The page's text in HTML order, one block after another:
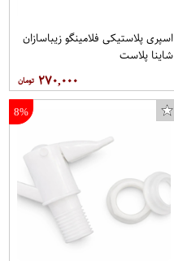
اسپری پلاستیکی فلامینگو زیباسازان
شاینا پلاست
۲۷۰,۰۰۰
8%